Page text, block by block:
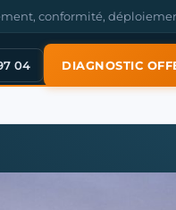
conformité,
04 DIAGNOSTIC